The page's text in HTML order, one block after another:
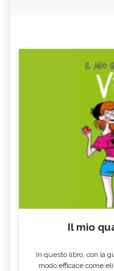
Il mio
In questo libro, con la
modo efficace come